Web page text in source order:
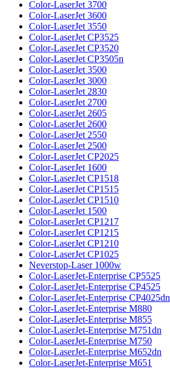
Color-LaserJet 3700
Color-LaserJet 3600
Color-LaserJet 3550
Color-LaserJet CP3525
Color-LaserJet CP3520
Color-LaserJet CP3505n
Color-LaserJet 3500
Color-LaserJet 3000
Color-LaserJet 2830
Color-LaserJet 2700
Color-LaserJet 2605
Color-LaserJet 2600
Color-LaserJet 2550
Color-LaserJet 2500
Color-LaserJet CP2025
Color-LaserJet 1600
Color-LaserJet CP1518
Color-LaserJet CP1515
Color-LaserJet CP1510
Color-LaserJet 1500
Color-LaserJet CP1217
Color-LaserJet CP1215
Color-LaserJet CP1210
Color-LaserJet CP1025
Neverstop-Laser 1000w
Color-LaserJet-Enterprise CP5525
Color-LaserJet-Enterprise CP4525
Color-LaserJet-Enterprise CP4025dn
Color-LaserJet-Enterprise M880
Color-LaserJet-Enterprise M855
Color-LaserJet-Enterprise M751dn
Color-LaserJet-Enterprise M750
Color-LaserJet-Enterprise M652dn
Color-LaserJet-Enterprise M651